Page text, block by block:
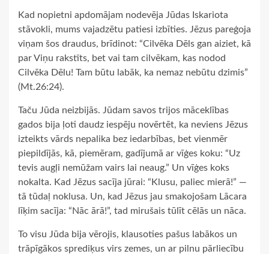
Kad nopietni apdomājam nodevēja Jūdas Iskariota
stāvokli, mums vajadzētu patiesi izbīties. Jēzus pareģoja
viņam šos draudus, brīdinot: “Cilvēka Dēls gan aiziet, kā
par Viņu rakstīts, bet vai tam cilvēkam, kas nodod
Cilvēka Dēlu! Tam būtu labāk, ka nemaz nebūtu dzimis”
(Mt.26:24).
Taču Jūda neizbijās. Jūdam savos trijos māceklības
gados bija ļoti daudz iespēju novērtēt, ka neviens Jēzus
izteikts vārds nepalika bez iedarbības, bet vienmēr
piepildījās, kā, piemēram, gadījumā ar vīģes koku: “Uz
tevis augļi nemūžam vairs lai neaug.” Un vīģes koks
nokalta. Kad Jēzus sacīja jūrai: “Klusu, paliec mierā!” —
tā tūdaļ noklusa. Un, kad Jēzus jau smakojošam Lācara
līķim sacīja: “Nāc ārā!”, tad mirušais tūlīt cēlās un nāca.
To visu Jūda bija vērojis, klausoties pašus labākos un
trāpīgākos sprediķus virs zemes, un ar pilnu pārliecību